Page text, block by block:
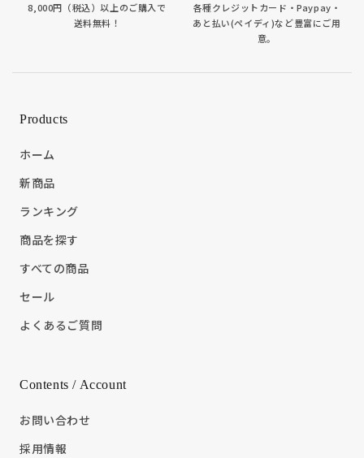
8,000円（税込）以上のご購入で
送料無料！
各種クレジットカード・Paypay・
あと払い(ペイディ)など豊富にご用
意。
Products
ホーム
新商品
ランキング
商品を探す
すべての商品
セール
よくあるご質問
Contents / Account
お問い合わせ
採用情報